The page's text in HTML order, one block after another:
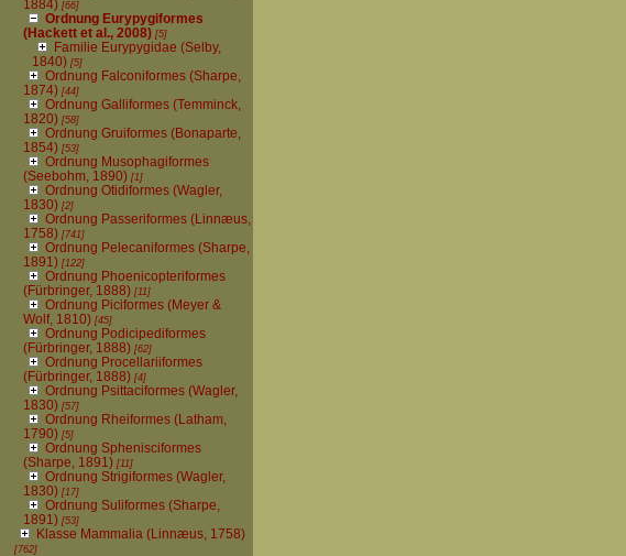
1884)[66]
Ordnung Eurypygiformes
(Hackett et al., 2008)[5]
Familie Eurypygidae (Selby,
1840)[5]
Ordnung Falconiformes (Sharpe,
1874)[44]
Ordnung Galliformes (Temminck,
1820)[58]
Ordnung Gruiformes (Bonaparte,
1854)[53]
Ordnung Musophagiformes
(Seebohm, 1890)[1]
Ordnung Otidiformes (Wagler,
1830)[2]
Ordnung Passeriformes (Linnæus,
1758)[741]
Ordnung Pelecaniformes (Sharpe,
1891)[122]
Ordnung Phoenicopteriformes
(Fürbringer, 1888)[11]
Ordnung Piciformes (Meyer &
Wolf, 1810)[45]
Ordnung Podicipediformes
(Fürbringer, 1888)[62]
Ordnung Procellariiformes
(Fürbringer, 1888)[4]
Ordnung Psittaciformes (Wagler,
1830)[57]
Ordnung Rheiformes (Latham,
1790) [5]
Ordnung Sphenisciformes
(Sharpe, 1891)[11]
Ordnung Strigiformes (Wagler,
1830)[17]
Ordnung Suliformes (Sharpe,
1891)[53]
Klasse Mammalia (Linnæus, 1758)
[762]